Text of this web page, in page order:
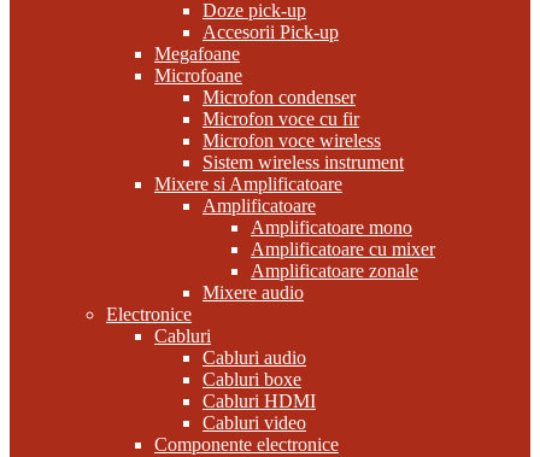
Doze pick-up
Accesorii Pick-up
Megafoane
Microfoane
Microfon condenser
Microfon voce cu fir
Microfon voce wireless
Sistem wireless instrument
Mixere si Amplificatoare
Amplificatoare
Amplificatoare mono
Amplificatoare cu mixer
Amplificatoare zonale
Mixere audio
Electronice
Cabluri
Cabluri audio
Cabluri boxe
Cabluri HDMI
Cabluri video
Componente electronice